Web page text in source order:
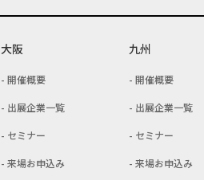
大阪
開催概要
出展企業一覧
セミナー
来場お申込み
九州
開催概要
出展企業一覧
セミナー
来場お申込み